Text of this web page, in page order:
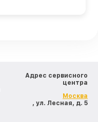
Адрес сервисного
центра
Москва
, ул. Лесная, д. 5